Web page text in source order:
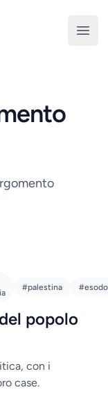
#palestina #esodo
popolo
con i
case.